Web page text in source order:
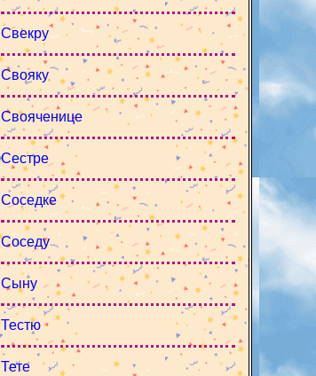
Свекру
Свояку
Свояченице
Сестре
Соседке
Соседу
Сыну
Тестю
Тете